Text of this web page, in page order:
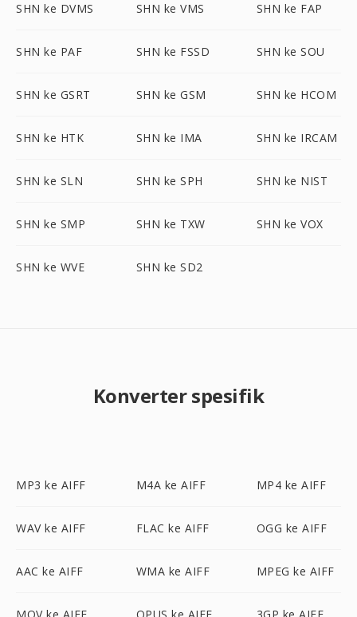
SHN ke DVMS SHN ke VMS SHN ke FAP
SHN ke PAF SHN ke FSSD SHN ke SOU
SHN ke GSRT SHN ke GSM SHN ke HCOM
SHN ke HTK SHN ke IMA SHN ke IRCAM
SHN ke SLN SHN ke SPH SHN ke NIST
SHN ke SMP SHN ke TXW SHN ke VOX
SHN ke WVE SHN ke SD2
Konverter spesifik
MP3 ke AIFF M4A ke AIFF MP4 ke AIFF
WAV ke AIFF FLAC ke AIFF OGG ke AIFF
AAC ke AIFF WMA ke AIFF MPEG ke AIFF